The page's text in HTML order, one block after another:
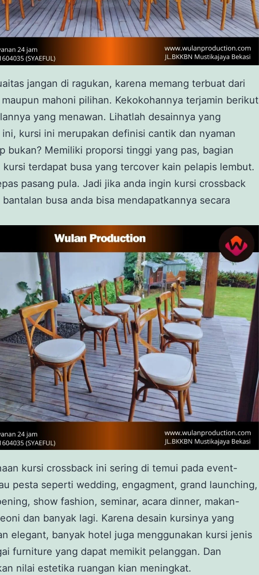
jangan di ragukan, karena memang terbuat dari
mahoni pilihan. Kekokohannya terjamin berikut
yang menawan. Lihatlah desainnya yang
kursi ini merupakan definisi cantik dan nyaman
bukan? Memiliki proporsi tinggi yang pas, bagian
kursi terdapat busa yang tercover kain pelapis lembut.
pasang pula. Jadi jika anda ingin kursi crossback
busa anda bisa mendapatkannya secara
kursi crossback ini sering di temui pada event-
pesta seperti wedding, engagment, grand launching,
show fashion, seminar, acara dinner, makan-
dan banyak lagi. Karena desain kursinya yang
elegant, banyak hotel juga menggunakan kursi jenis
furniture yang dapat memikit pelanggan. Dan
nilai estetika ruangan kian meningkat.